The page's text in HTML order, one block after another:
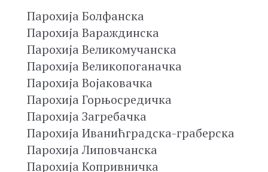
Парохија Болфанска
Парохија Вараждинска
Парохија Великомучанска
Парохија Великопоганачка
Парохија Војаковачка
Парохија Горњосредичка
Парохија Загребачка
Парохија Иванићградска-граберска
Парохија Липовчанска
Парохија Копривничка